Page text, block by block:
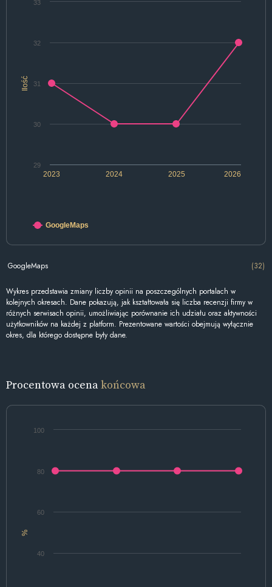
Ilość
2024 2026
2023 2025
30
31
32
29
33
GoogleMaps
GoogleMaps (32)
Wykres przedstawia zmiany liczby opinii na poszczególnych portalach w
kolejnych okresach. Dane pokazują, jak kształtowała się liczba recenzji firmy w
różnych serwisach opinii, umożliwiając porównanie ich udziału oraz aktywności
użytkowników na każdej z platform. Prezentowane wartości obejmują wyłącznie
okres, dla którego dostępne były dane.
Procentowa ocenakońcowa
%
40
60
80
100